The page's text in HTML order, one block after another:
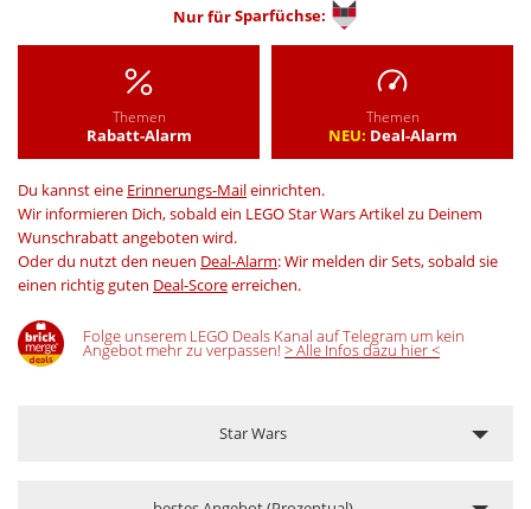
Nur fürSparfüchse:
Themen
Rabatt-Alarm
Themen
NEU: Deal-Alarm
Du kannst eine Erinnerungs-Maileinrichten.
Wir informieren Dich, sobald ein LEGO Star Wars Artikel zu Deinem
Wunschrabatt angeboten wird.
Oder du nutzt den neuen Deal-Alarm: Wir melden dir Sets, sobald sie
einen richtig guten Deal-Scoreerreichen.
Folge unserem LEGO Deals Kanal auf Telegram um kein
Angebot mehr zu verpassen! > Alle Infos dazu hier <
Star Wars